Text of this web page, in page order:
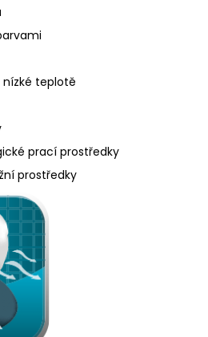
teplotě
prací prostředky
prostředky